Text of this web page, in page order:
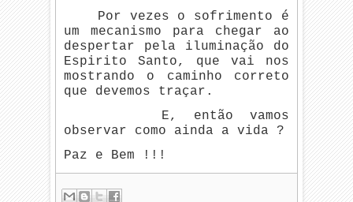
Por vezes o sofrimento é
um mecanismo para chegar ao
despertar pela iluminação do
Espirito Santo, que vai nos
mostrando o caminho correto
que devemos traçar.
E, então vamos
observar como ainda a vida ?
Paz e Bem !!!